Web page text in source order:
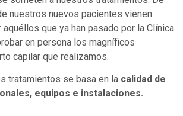
nuestros nuevos pacientes vienen
que ya han pasado por la Clínica
en persona los magníficos
capilar que realizamos.
tratamientos se basa en la calidad de
equipos e instalaciones.